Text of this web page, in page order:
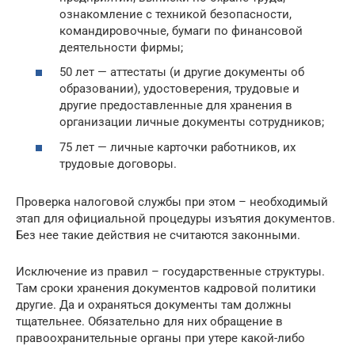
ознакомление с техникой безопасности,
командировочные, бумаги по финансовой
деятельности фирмы;
50 лет — аттестаты (и другие документы об
образовании), удостоверения, трудовые и
другие предоставленные для хранения в
организации личные документы сотрудников;
75 лет — личные карточки работников, их
трудовые договоры.
Проверка налоговой службы при этом – необходимый
этап для официальной процедуры изъятия документов.
Без нее такие действия не считаются законными.
Исключение из правил – государственные структуры.
Там сроки хранения документов кадровой политики
другие. Да и охраняться документы там должны
тщательнее. Обязательно для них обращение в
правоохранительные органы при утере какой-либо